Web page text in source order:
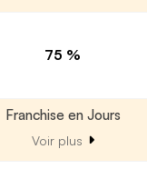
75 %
Franchise en Jours
Voir plus